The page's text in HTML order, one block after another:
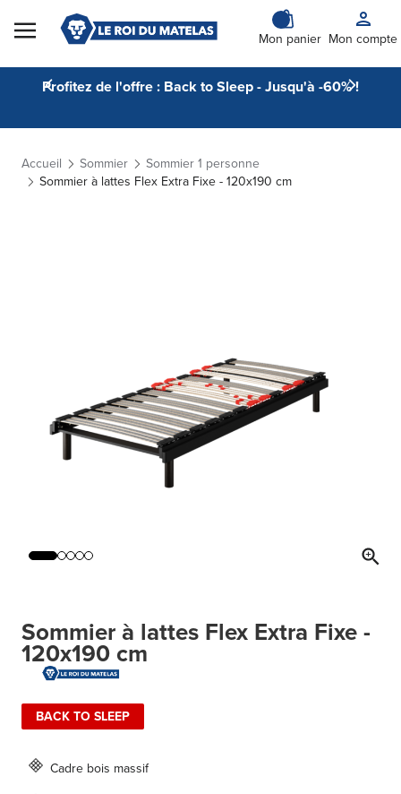
Skip to Content
Mon panier Mon compte
Profitez de l'offre : Back to Sleep - Jusqu'à -60% !
Accueil Sommier
Sommier 1 personne
Sommier à lattes Flex Extra Fixe - 120x190 cm
Sommier à lattes Flex Extra Fixe -
120x190 cm
BACK TO SLEEP
Cadre bois massif